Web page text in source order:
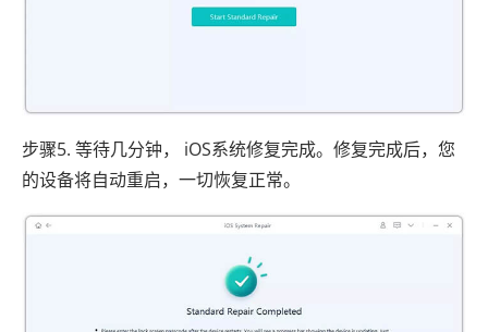
步骤5. 等待几分钟， iOS系统修复完成。修复完成后，您
的设备将自动重启，一切恢复正常。